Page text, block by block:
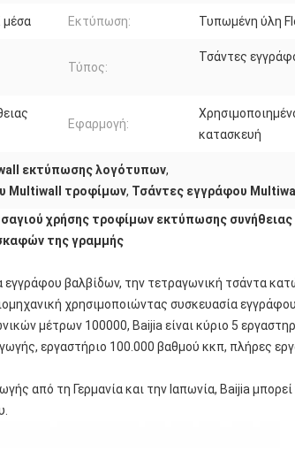
μέσα Εκτύπωση: Τυπωμένη ύλη
Τύπος:
Τσάντες
Εφαρμογή:
κατασκευή
εκτύπωσης λογότυπων,
Multiwall τροφίμων, Τσάντες εγγράφου
χρήσης τροφίμων εκτύπωσης
της γραμμής
εγγράφου βαλβίδων, την τετραγωνική τσάντα
χρησιμοποιώντας συσκευασία εγγράφου.
μέτρων 100000, Baijia είναι κύριο 5
εργαστήριο 100.000 βαθμού κκπ, πλήρες
από τη Γερμανία και την Ιαπωνία, Baijia μπορεί